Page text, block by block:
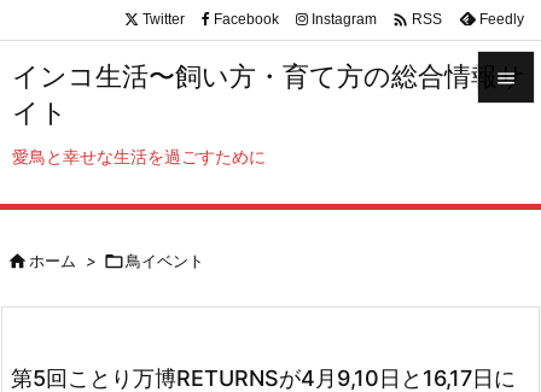
インコ生活〜飼い方・育て方の総合情報サ
イト
愛鳥と幸せな生活を過ごすために

サイド


Twitter Facebook Instagram  RSS Feedly
ホーム > 鳥イベント
第5回ことり万博RETURNSが4月9,10日と16,17日に